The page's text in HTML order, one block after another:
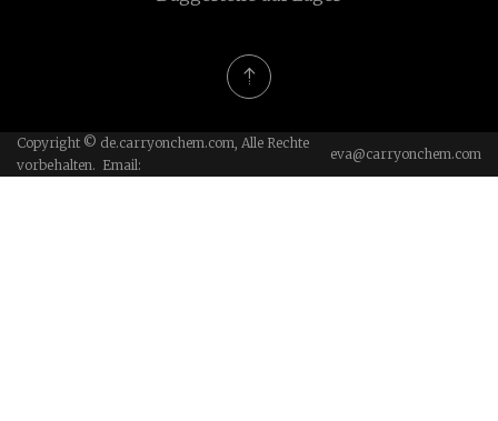
Copyright © de.carryonchem.com, Alle Rechte
vorbehalten. Email:
eva@carryonchem.com